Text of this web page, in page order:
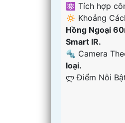
⚛️ Tích hợp
🔅 Khoảng
Hồng Ngoại
Smart IR.
🔩 Camera
loại.
️ლ Điểm Nỗi